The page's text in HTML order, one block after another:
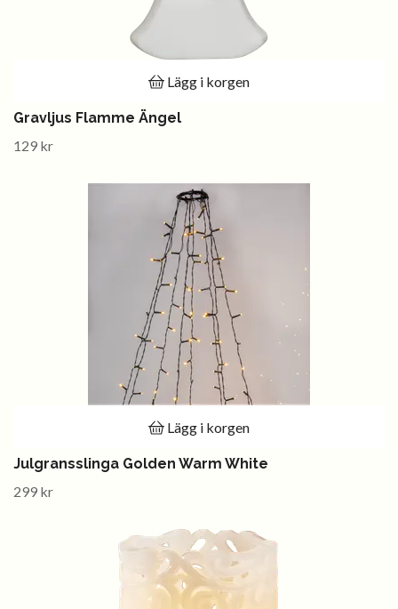
Lägg i korgen
Gravljus Flamme Ängel
129 kr
Lägg i korgen
Julgransslinga Golden Warm White
299 kr